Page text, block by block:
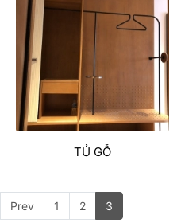
TỦ GỖ
Prev 1 2 3